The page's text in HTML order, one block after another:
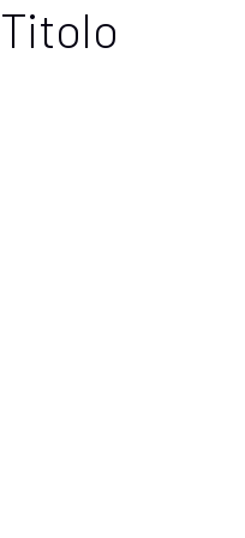
Titolo